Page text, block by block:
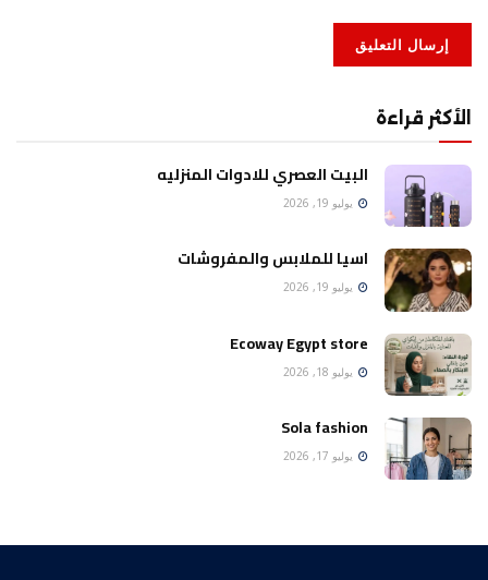
الأكثر قراءة
البيت العصري للادوات المنزليه
يوليو 19, 2026
اسيا للملابس والمفروشات
يوليو 19, 2026
Ecoway Egypt store
يوليو 18, 2026
Sola fashion
يوليو 17, 2026